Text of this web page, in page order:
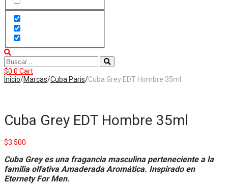
$0 0 Cart
Inicio/Marcas/Cuba Paris/Cuba Grey EDT Hombre 35ml
Cuba Grey EDT Hombre 35ml
$3.500
Cuba Grey es una fragancia masculina perteneciente a la
familia olfativa Amaderada Aromática. Inspirado en
Eternety For Men.